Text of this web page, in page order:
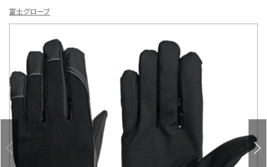
富士グローブ